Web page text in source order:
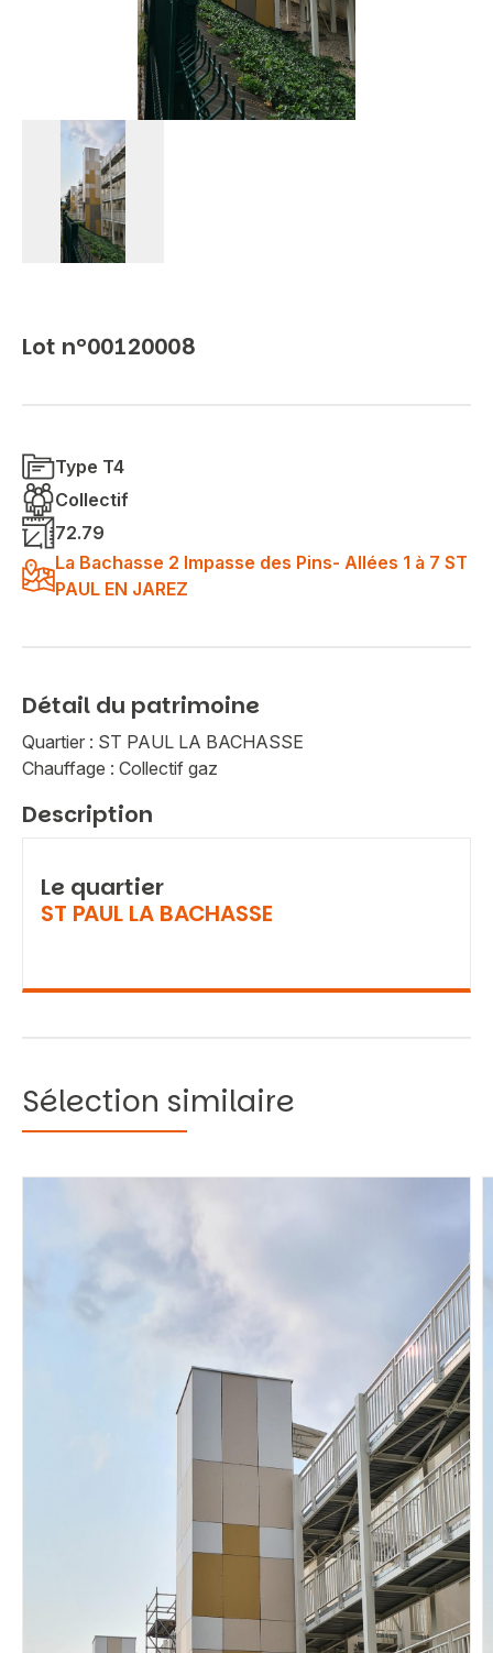
Lot n°00120008
Type T4
Collectif
72.79
La Bachasse 2 Impasse des Pins- Allées 1 à 7 ST
PAUL EN JAREZ
Détail du patrimoine
Quartier : ST PAUL LA BACHASSE
Chauffage : Collectif gaz
Description
Le quartier
ST PAUL LA BACHASSE
Sélection similaire